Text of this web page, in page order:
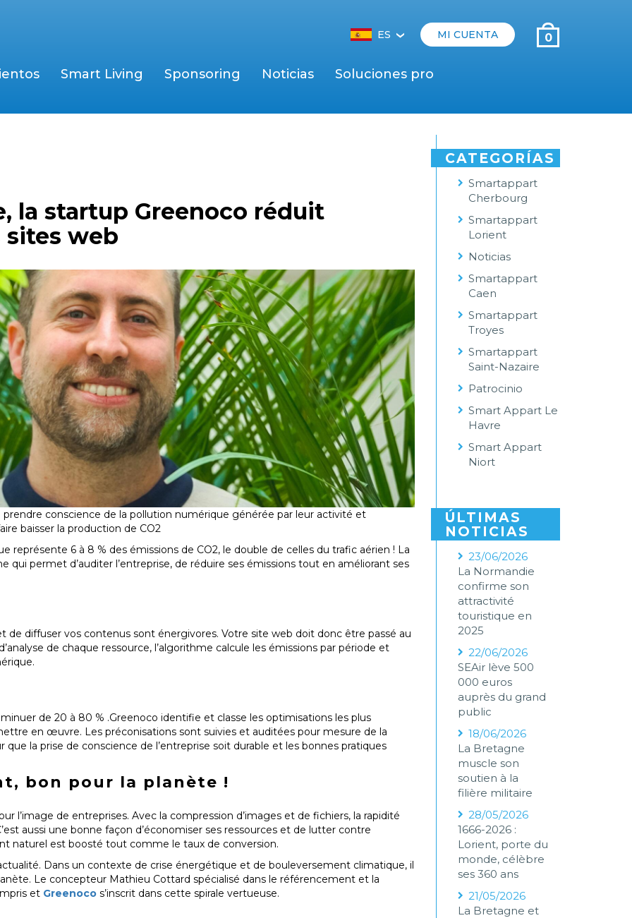
ES‹ MI CUENTA 0
Smart Living Sponsoring Noticias Soluciones pro
la startup Greenoco réduit
sites web
conscience de la pollution numérique générée par leur activité et
baisser la production de CO2
représente 6 à 8 % des émissions de CO2, le double de celles du trafic aérien ! La
qui permet d’auditer l’entreprise, de réduire ses émissions tout en améliorant ses
diffuser vos contenus sont énergivores. Votre site web doit donc être passé au
de chaque ressource, l’algorithme calcule les émissions par période et
de 20 à 80 % .Greenoco identifie et classe les optimisations les plus
en œuvre. Les préconisations sont suivies et auditées pour mesure de la
la prise de conscience de l’entreprise soit durable et les bonnes pratiques
bon pour la planète !
l’image de entreprises. Avec la compression d’images et de fichiers, la rapidité
aussi une bonne façon d’économiser ses ressources et de lutter contre
naturel est boosté tout comme le taux de conversion.
Dans un contexte de crise énergétique et de bouleversement climatique, il
Le concepteur Mathieu Cottard spécialisé dans le référencement et la
et Greenoco s’inscrit dans cette spirale vertueuse.
CATEGORÍAS
Smartappart
Cherbourg
Smartappart
Lorient
Noticias
Smartappart
Caen
Smartappart
Troyes
Smartappart
Saint-Nazaire
Patrocinio
Smart Appart Le
Havre
Smart Appart
Niort
ÚLTIMAS
NOTICIAS
23/06/2026
La Normandie
confirme son
attractivité
touristique en
2025
22/06/2026
SEAir lève 500
000 euros
auprès du grand
public
18/06/2026
La Bretagne
muscle son
soutien à la
filière militaire
28/05/2026
1666-2026 :
Lorient, porte du
monde, célèbre
ses 360 ans
21/05/2026
La Bretagne et